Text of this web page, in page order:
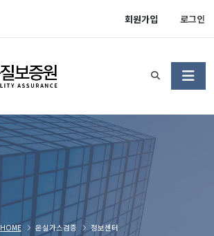
회원가입 로그인
HOME 온실가스검증 정보센터